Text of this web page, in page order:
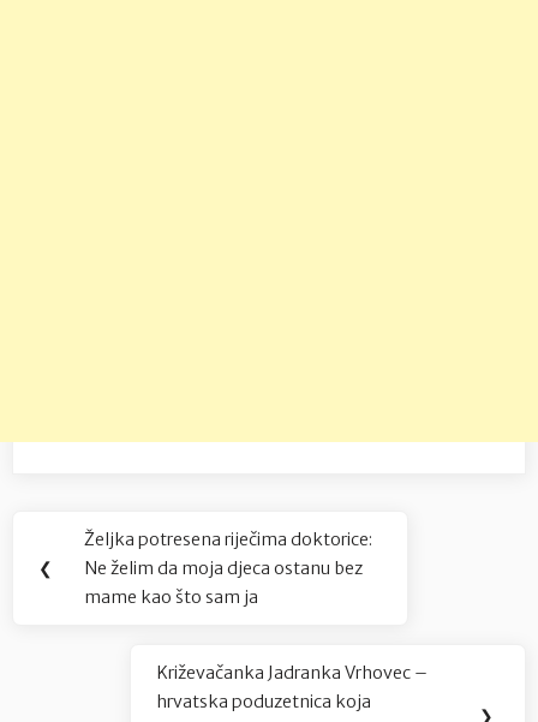
Navigacija
objava
❮
Previous
Post:
Željka potresena riječima doktorice:
Ne želim da moja djeca ostanu bez
mame kao što sam ja
Next
Post:
Križevačanka Jadranka Vrhovec –
hrvatska poduzetnica koja
❯